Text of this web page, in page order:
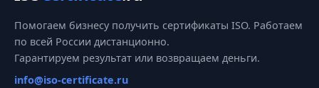
Помогаем бизнесу получить сертификаты ISO. Работаем
по всей России дистанционно.
Гарантируем результат или возвращаем деньги.
info@iso-certificate.ru